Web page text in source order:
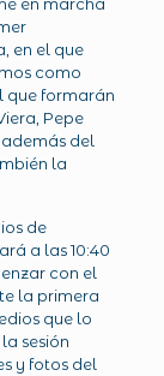
en el que
como
que formarán
Pepe
del
la
de
a las 10:40
con el
la primera
que lo
sesión
y fotos del